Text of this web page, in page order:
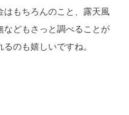
はもちろんのこと、露天風
どもさっと調べることが
のも嬉しいですね。